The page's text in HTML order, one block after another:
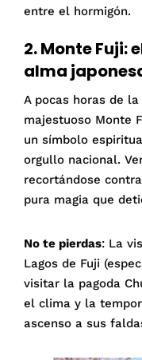
entre el hormigón.
2. Monte Fuji:
alma
A pocas horas de
majestuoso Monte
un símbolo
orgullo nacional.
recortándose
pura magia que
No te pierdas: La
Lagos de Fuji
visitar la pagoda
el clima y la
ascenso a sus